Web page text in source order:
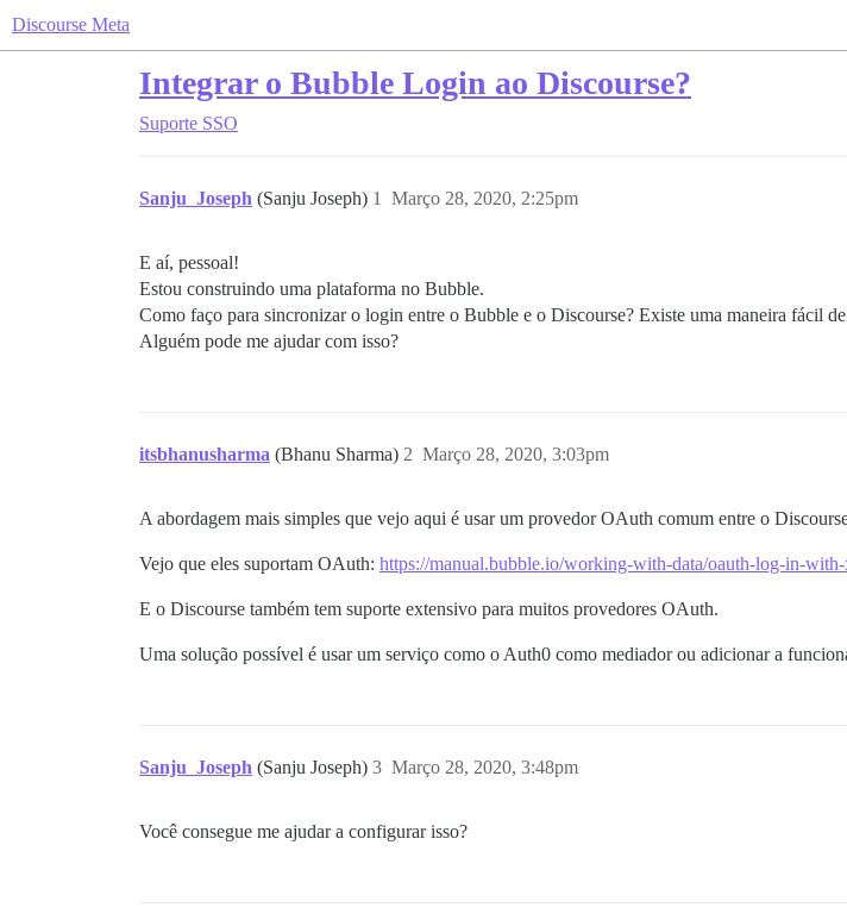
Discourse Meta
Integrar o Bubble Login ao Discourse?
Suporte SSO
Sanju_Joseph (Sanju Joseph) Março 28, 2020, 2:25pm
1
E aí, pessoal!
Estou construindo uma plataforma no Bubble.
Como faço para sincronizar o login entre o Bubble e o Discourse? Existe uma maneira fácil
Alguém pode me ajudar com isso?
itsbhanusharma (Bhanu Sharma) Março 28, 2020, 3:03pm
2
A abordagem mais simples que vejo aqui é usar um provedor OAuth comum entre o
Vejo que eles suportam OAuth: https://manual.bubble.io/working-with-data/oauth-log-in-
E o Discourse também tem suporte extensivo para muitos provedores OAuth.
Uma solução possível é usar um serviço como o Auth0 como mediador ou adicionar a
Sanju_Joseph (Sanju Joseph) Março 28, 2020, 3:48pm
3
Você consegue me ajudar a configurar isso?